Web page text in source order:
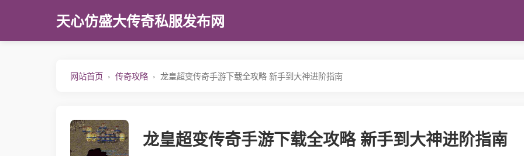
天心仿盛大传奇私服发布网
网站首页 传奇攻略 龙皇超变传奇手游下载全攻略 新手到大神进阶指南
龙皇超变传奇手游下载全攻略 新手到大神进阶指南